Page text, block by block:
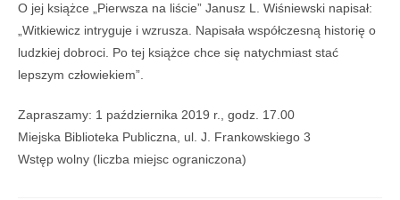
O jej książce „Pierwsza na liście” Janusz L. Wiśniewski napisał:
„Witkiewicz intryguje i wzrusza. Napisała współczesną historię o
ludzkiej dobroci. Po tej książce chce się natychmiast stać
lepszym człowiekiem”.
Zapraszamy: 1 października 2019 r., godz. 17.00
Miejska Biblioteka Publiczna, ul. J. Frankowskiego 3
Wstęp wolny (liczba miejsc ograniczona)